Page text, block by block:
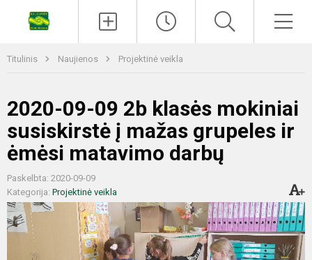
Titulinis Naujienos Projektinė veikla
2020-09-09 2b klasės mokiniai
susiskirstė į mažas grupeles ir
ėmėsi matavimo darbų
Paskelbta: 2020-09-09
Kategorija: Projektinė veikla